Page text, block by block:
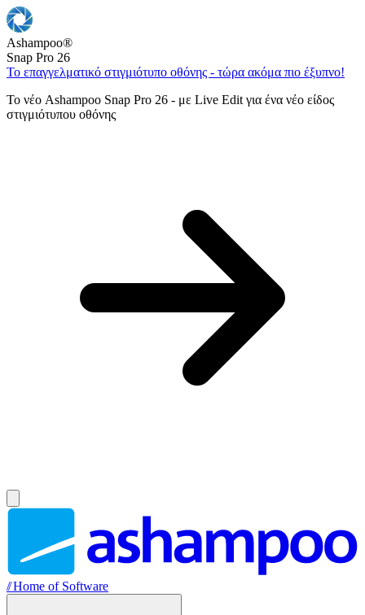
Ashampoo®
Snap Pro 26
Το επαγγελματικό στιγμιότυπο οθόνης - τώρα ακόμα πιο έξυπνο!
Το νέο Ashampoo Snap Pro 26 - με Live Edit για ένα νέο είδος
στιγμιότυπου οθόνης
//Home of Software